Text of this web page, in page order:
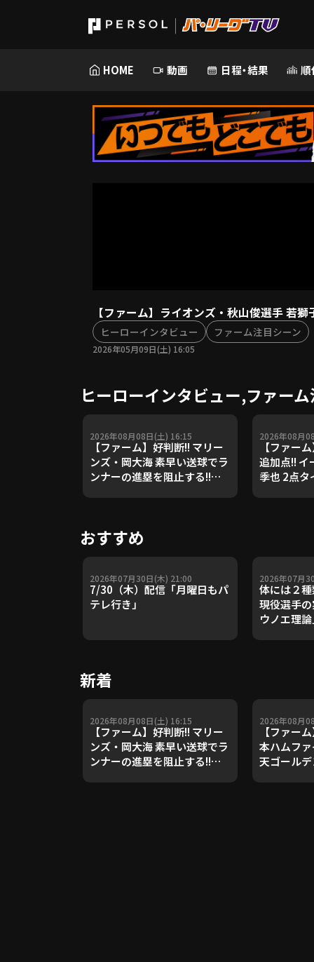
HOME 動画 日程・結果 順
【ファーム】ライオンズ・秋山俊選手 若
ヒーローインタビュー ファーム注目シーン
2026年05月09日(土) 16:05
ヒーローインタビュー,ファー
2026年08月08日(土) 16:15
【ファーム】好判断!! マリー
ンズ・岡大海 素早い送球でラ
ンナーの進塁を阻止する!!
2026年08月
【ファー
追加点!! イ
季也 2点
おすすめ
2026年07月30日(木) 21:00
7/30（木）配信「月曜日もパ
テレ行き」
2026年07月
体には２
現役選手
ウノエ理
新着
2026年08月08日(土) 16:15
【ファーム】好判断!! マリー
ンズ・岡大海 素早い送球でラ
ンナーの進塁を阻止する!!
2026年08月
【ファー
本ハムフ
天ゴール